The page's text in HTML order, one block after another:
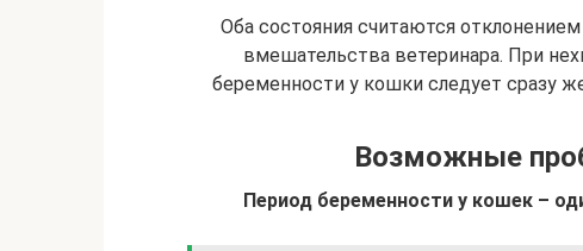
Оба состояния считаются
вмешательства ветеринара. При
беременности у кошки следует сразу
Возможные
Период беременности у кошек –